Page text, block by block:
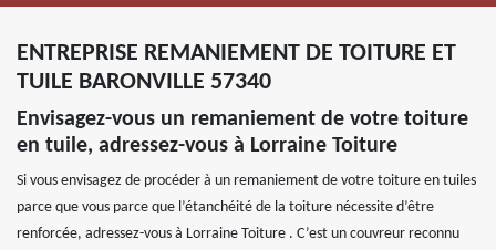
ENTREPRISE REMANIEMENT DE TOITURE ET
TUILE BARONVILLE 57340
Envisagez-vous un remaniement de votre toiture
en tuile, adressez-vous à Lorraine Toiture
Si vous envisagez de procéder à un remaniement de votre toiture en tuiles
parce que vous parce que l’étanchéité de la toiture nécessite d’être
renforcée, adressez-vous à Lorraine Toiture . C’est un couvreur reconnu